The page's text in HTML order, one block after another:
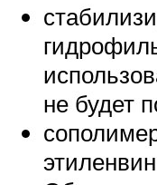
не будет